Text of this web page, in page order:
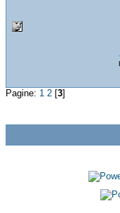
Pagine: 1 2 [3]